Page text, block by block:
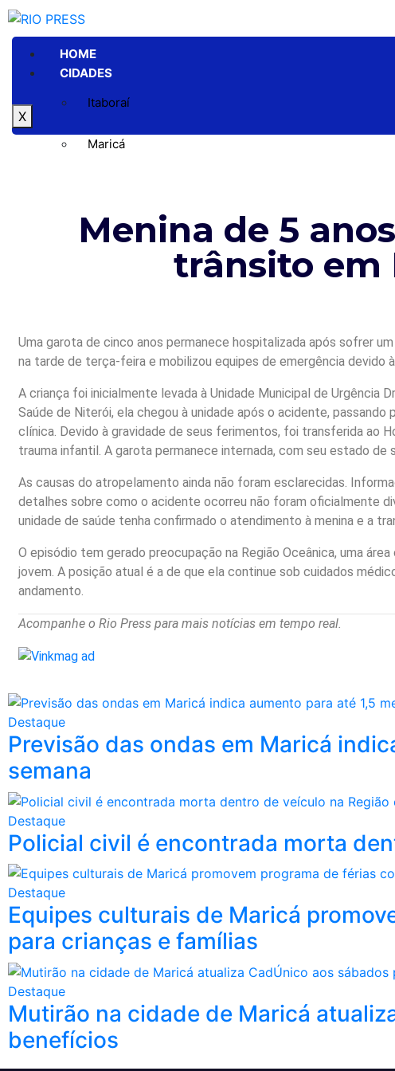
HOME
CIDADES
Itaboraí
Maricá
Rio de Janeiro
ENTRETENIMENTO
COLUNAS
X
Menina de 5
trânsito em
Uma garota de cinco anos permanece hospitalizada após sofrer
na tarde de terça-feira e mobilizou equipes de emergência devido
A criança foi inicialmente levada à Unidade Municipal de Urgência
Saúde de Niterói, ela chegou à unidade após o acidente,
clínica. Devido à gravidade de seus ferimentos, foi transferida ao
trauma infantil. A garota permanece internada, com seu estado de
As causas do atropelamento ainda não foram esclarecidas.
detalhes sobre como o acidente ocorreu não foram oficialmente
unidade de saúde tenha confirmado o atendimento à menina e a
O episódio tem gerado preocupação na Região Oceânica, uma
jovem. A posição atual é a de que ela continue sob cuidados
andamento.
Acompanhe o Rio Press para mais notícias em tempo real.
Destaque
Previsão das ondas em Maricá
semana
Destaque
Policial civil é encontrada morta
Destaque
Equipes culturais de Maricá
para crianças e famílias
Destaque
Mutirão na cidade de Maricá
benefícios